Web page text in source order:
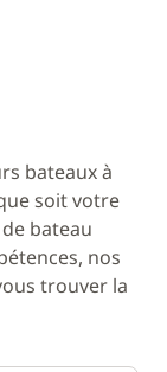
bateaux à
soit votre
bateau
nos
trouver la